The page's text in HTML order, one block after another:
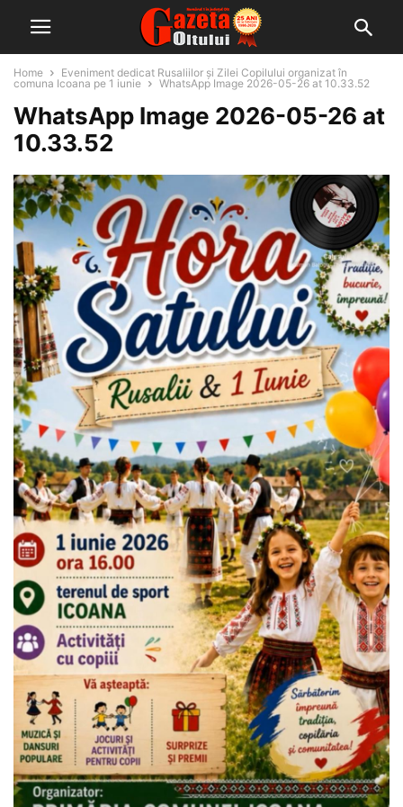
Home
Eveniment dedicat Rusaliilor și Zilei Copilului organizat în
comuna Icoana pe 1 iunie
WhatsApp Image 2026-05-26 at 10.33.52
WhatsApp Image 2026-05-26 at
10.33.52